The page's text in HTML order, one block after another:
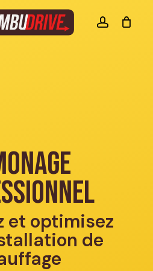
account
Combudrive CLOSE
et optimisez
de